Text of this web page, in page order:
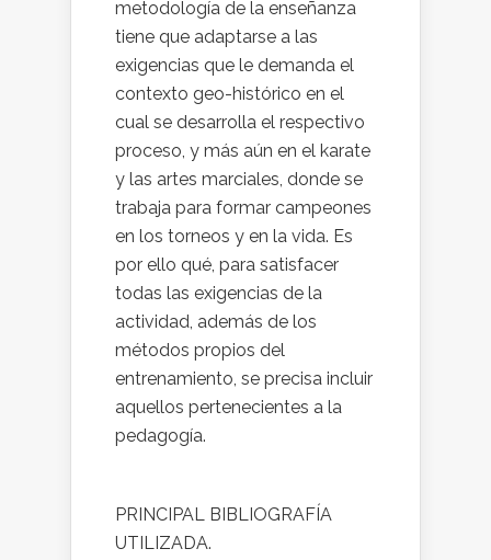
metodología de la enseñanza
tiene que adaptarse a las
exigencias que le demanda el
contexto geo-histórico en el
cual se desarrolla el respectivo
proceso, y más aún en el karate
y las artes marciales, donde se
trabaja para formar campeones
en los torneos y en la vida. Es
por ello qué, para satisfacer
todas las exigencias de la
actividad, además de los
métodos propios del
entrenamiento, se precisa incluir
aquellos pertenecientes a la
pedagogía.
PRINCIPAL BIBLIOGRAFÍA
UTILIZADA.